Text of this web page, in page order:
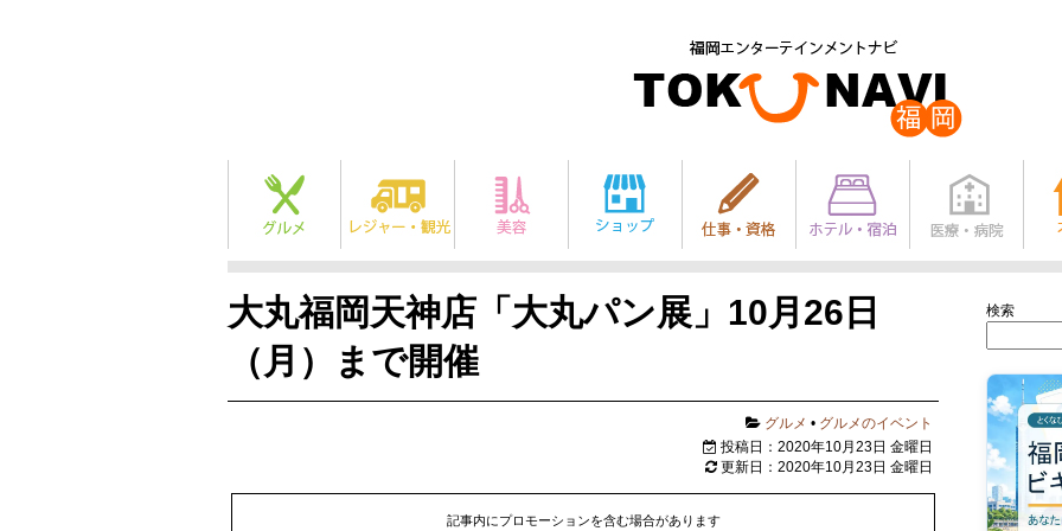
大丸福岡天神店「大丸パン展」10月26日
（月）まで開催
グルメ • グルメのイベント
投稿日：2020年10月23日 金曜日
更新日：2020年10月23日 金曜日
記事内にプロモーションを含む場合があります
検索